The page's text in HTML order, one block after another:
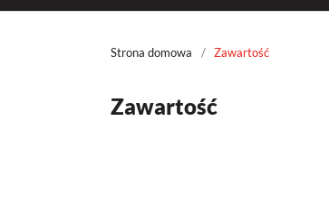
Strona domowa / Zawartość
Zawartość